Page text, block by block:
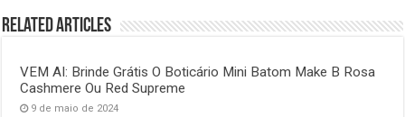
Related Articles
VEM AI: Brinde Grátis O Boticário Mini Batom Make B Rosa
Cashmere Ou Red Supreme
9 de maio de 2024